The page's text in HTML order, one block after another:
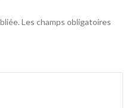
Les champs obligatoires